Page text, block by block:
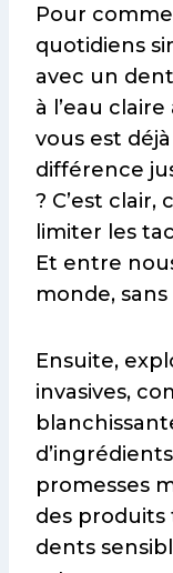
Pour
quotidiens
avec un
à l’eau
vous est
différence
? C’est clair,
limiter les
Et entre
monde,
Ensuite,
invasives,
promesses
des produits
dents